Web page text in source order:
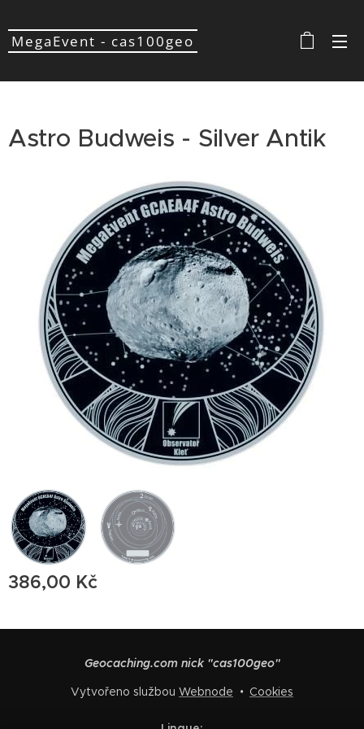
MegaEvent - cas100geo
Astro Budweis - Silver Antik
386,00 Kč
Geocaching.com nick "cas100geo"
Vytvořeno službou Webnode Cookies